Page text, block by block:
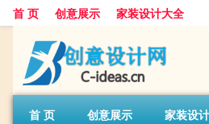
首 页 创意展示 家装设计大全
首 页 创意展示 家装设